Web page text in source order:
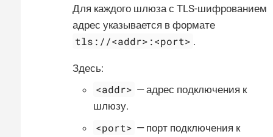
Для каждого шлюза с TLS-шифрованием
адрес указывается в формате
tls://<addr>:<port> .
Здесь:
<addr> — адрес подключения к
шлюзу.
<port> — порт подключения к